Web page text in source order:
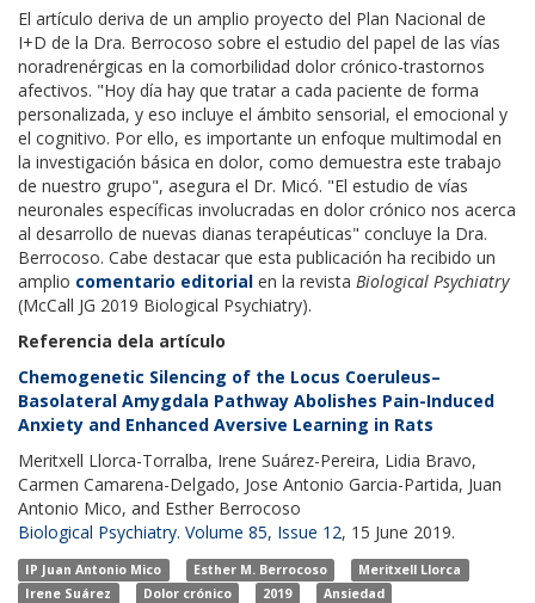
El artículo deriva de un amplio proyecto del Plan Nacional de
I+D de la Dra. Berrocoso sobre el estudio del papel de las vías
noradrenérgicas en la comorbilidad dolor crónico-trastornos
afectivos. "Hoy día hay que tratar a cada paciente de forma
personalizada, y eso incluye el ámbito sensorial, el emocional y
el cognitivo. Por ello, es importante un enfoque multimodal en
la investigación básica en dolor, como demuestra este trabajo
de nuestro grupo", asegura el Dr. Micó. "El estudio de vías
neuronales específicas involucradas en dolor crónico nos acerca
al desarrollo de nuevas dianas terapéuticas" concluye la Dra.
Berrocoso. Cabe destacar que esta publicación ha recibido un
amplio comentario editorial en la revista Biological Psychiatry
(McCall JG 2019 Biological Psychiatry).
Referencia dela artículo
Chemogenetic Silencing of the Locus Coeruleus–
Basolateral Amygdala Pathway Abolishes Pain-Induced
Anxiety and Enhanced Aversive Learning in Rats
Meritxell Llorca-Torralba, Irene Suárez-Pereira, Lidia Bravo,
Carmen Camarena-Delgado, Jose Antonio Garcia-Partida, Juan
Antonio Mico, and Esther Berrocoso
Biological Psychiatry. Volume 85, Issue 12, 15 June 2019.
IP Juan Antonio Mico Esther M. Berrocoso
Meritxell Llorca
Irene Suárez
Dolor crónico 2019
Ansiedad